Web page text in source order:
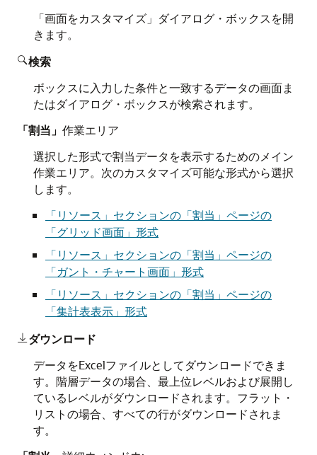
「画面をカスタマイズ」ダイアログ・ボックスを開
きます。
検索
ボックスに入力した条件と一致するデータの画面ま
たはダイアログ・ボックスが検索されます。
「割当」 作業エリア
選択した形式で割当データを表示するためのメイン
作業エリア。次のカスタマイズ可能な形式から選択
します。
「リソース」セクションの「割当」ページの
「グリッド画面」形式
「リソース」セクションの「割当」ページの
「ガント・チャート画面」形式
「リソース」セクションの「割当」ページの
「集計表表示」形式
 ダウンロード
データをExcelファイルとしてダウンロードできま
す。階層データの場合、最上位レベルおよび展開し
ているレベルがダウンロードされます。フラット・
リストの場合、すべての行がダウンロードされま
す。